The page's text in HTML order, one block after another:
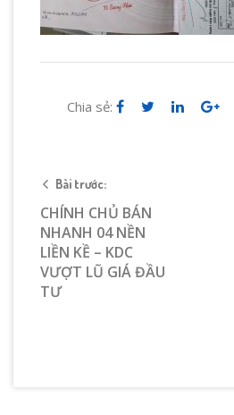
Chia sẻ:
Bài trước:
CHÍNH CHỦ BÁN
NHANH 04 NỀN
LIỀN KỀ – KDC
VƯỢT LŨ GIÁ ĐẦU
TƯ